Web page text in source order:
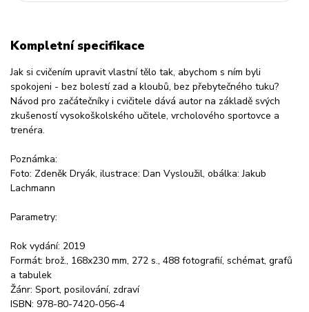
Kompletní specifikace
Jak si cvičením upravit vlastní tělo tak, abychom s ním byli
spokojeni - bez bolestí zad a kloubů, bez přebytečného tuku?
Návod pro začátečníky i cvičitele dává autor na základě svých
zkušeností vysokoškolského učitele, vrcholového sportovce a
trenéra.
Poznámka:
Foto: Zdeněk Dryák, ilustrace: Dan Vysloužil, obálka: Jakub
Lachmann
Parametry:
Rok vydání: 2019
Formát: brož., 168x230 mm, 272 s., 488 fotografií, schémat, grafů
a tabulek
Žánr: Sport, posilování, zdraví
ISBN: 978-80-7420-056-4